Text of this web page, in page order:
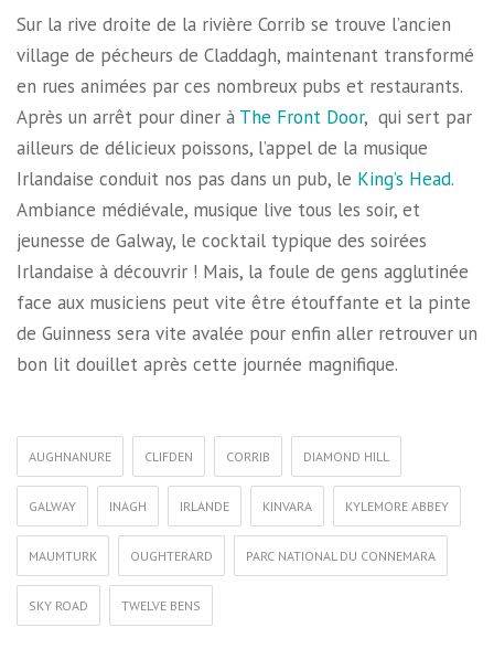
Sur la rive droite de la rivière Corrib se trouve l’ancien
village de pécheurs de Claddagh, maintenant transformé
en rues animées par ces nombreux pubs et restaurants.
Après un arrêt pour diner à The Front Door, qui sert par
ailleurs de délicieux poissons, l’appel de la musique
Irlandaise conduit nos pas dans un pub, le King’s Head.
Ambiance médiévale, musique live tous les soir, et
jeunesse de Galway, le cocktail typique des soirées
Irlandaise à découvrir ! Mais, la foule de gens agglutinée
face aux musiciens peut vite être étouffante et la pinte
de Guinness sera vite avalée pour enfin aller retrouver un
bon lit douillet après cette journée magnifique.
AUGHNANURE CLIFDEN CORRIB DIAMOND HILL
GALWAY INAGH IRLANDE KINVARA KYLEMORE ABBEY
MAUMTURK OUGHTERARD PARC NATIONAL DU CONNEMARA
SKY ROAD TWELVE BENS